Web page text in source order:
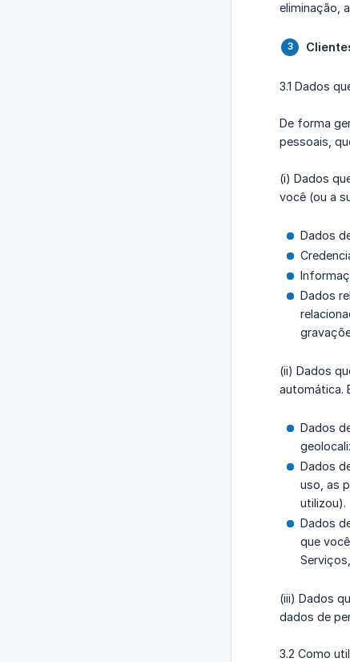
eliminação,
3.1 Dados
De forma
pessoais,
(i) Dados
você (ou a
Dados
Dados
(ii) Dados
automática.
Dados
Dados
uso, as
utilizou).
Dados
que
(iii) Dados
dados de
3.2 Como